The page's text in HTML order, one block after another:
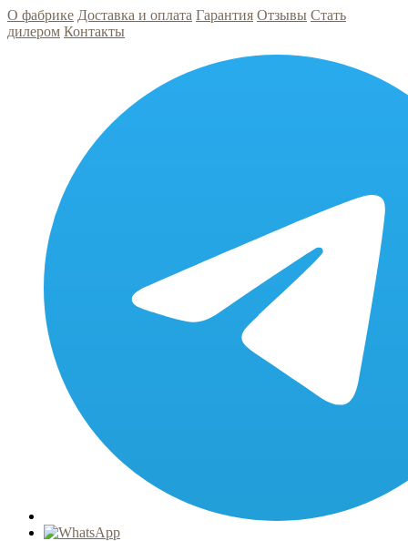
О фабрике Доставка и оплата Гарантия Отзывы Стать
дилером Контакты